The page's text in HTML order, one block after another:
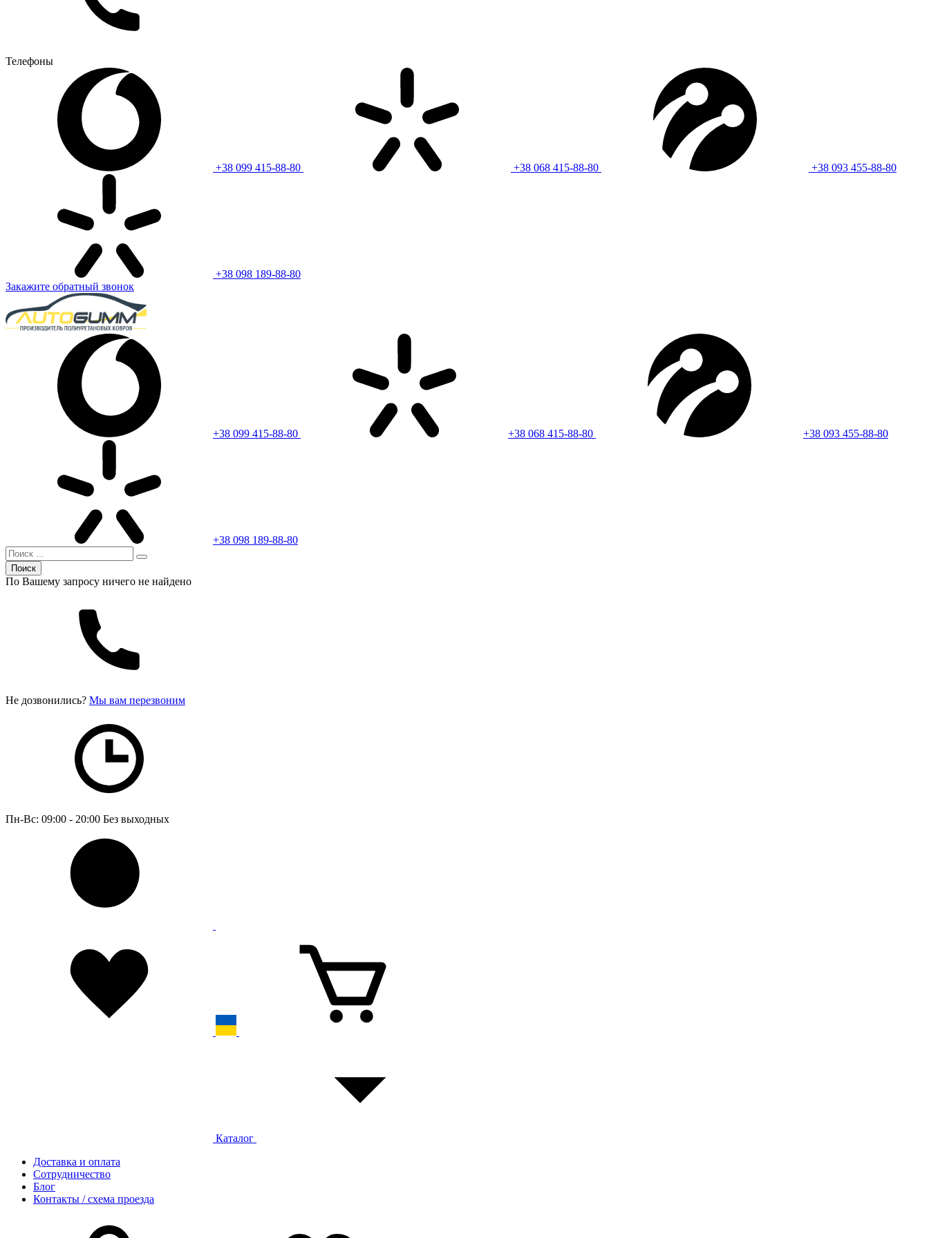
Телефоны
+38 099 415-88-80 +38 068 415-88-80 +38 093 455-88-80
+38 098 189-88-80
Закажите обратный звонок
+38 099 415-88-80 +38 068 415-88-80 +38 093 455-88-80
+38 098 189-88-80
Поиск
По Вашему запросу ничего не найдено
Не дозвонились? Мы вам перезвоним
Пн-Вс: 09:00 - 20:00 Без выходных
Каталог
Доставка и оплата
Сотрудничество
Блог
Контакты / схема проезда